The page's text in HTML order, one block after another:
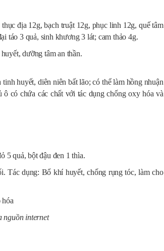
địa 12g, bạch truật 12g, phục linh 12g, quế tâm
táo 3 quả, sinh khương 3 lát; cam thảo 4g.
dưỡng tâm an thần.
huyết, diên niên bất lão; có thể làm hồng nhuận
có chứa các chất với tác dụng chống oxy hóa và
5 quả, bột đậu đen 1 thìa.
Tác dụng: Bổ khí huyết, chống rụng tóc, làm cho
nguồn internet